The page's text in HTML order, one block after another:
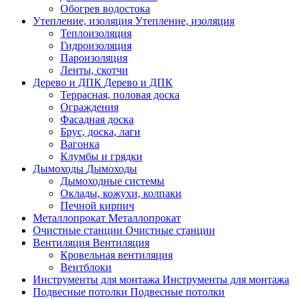
Обогрев водостока
Утепление, изоляция Утепление, изоляция
Теплоизоляция
Гидроизоляция
Пароизоляция
Ленты, скотчи
Дерево и ДПК Дерево и ДПК
Террасная, половая доска
Ограждения
Фасадная доска
Брус, доска, лаги
Вагонка
Клумбы и грядки
Дымоходы Дымоходы
Дымоходные системы
Оклады, кожухи, колпаки
Печной кирпич
Металлопрокат Металлопрокат
Очистные станции Очистные станции
Вентиляция Вентиляция
Кровельная вентиляция
Вентблоки
Инструменты для монтажа Инструменты для монтажа
Подвесные потолки Подвесные потолки